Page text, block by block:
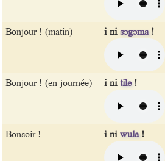
Bonjour ! (matin) i nisɔgɔma!
Bonjour ! (en journée) i nitile!
Bonsoir ! i niwula!